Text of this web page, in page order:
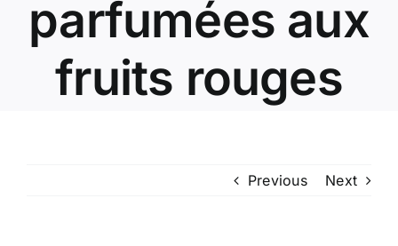
parfumées aux
fruits rouges
Previous Next